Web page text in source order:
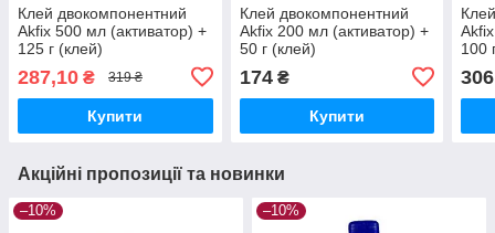
Клей двокомпонентний
Akfix 500 мл (активатор) +
125 г (клей)
287,10 ₴ 319 ₴
Купити
Клей двокомпонентний
Akfix 200 мл (активатор) +
50 г (клей)
174₴
Купити
100
306
Акційні пропозиції та новинки
–10% –10%